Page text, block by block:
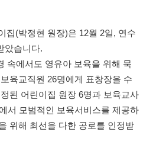
집(박정현 원장)은 12월 2일, 연수
았습니다.
속에서도 영유아 보육을 위해 묵
육교직원 26명에게 표창장을 수
된 어린이집 원장 6명과 보육교사
서 모범적인 보육서비스를 제공하
위해 최선을 다한 공로를 인정받